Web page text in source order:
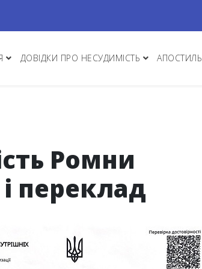
ДОВІДКИ ПРО НЕСУДИМІСТЬ АПОСТИЛЬ
Ромни
переклад